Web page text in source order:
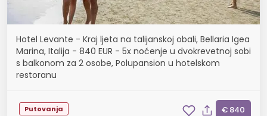
Hotel Levante - Kraj ljeta na talijanskoj obali, Bellaria Igea
Marina, Italija - 840 EUR - 5x noćenje u dvokrevetnoj sobi
s balkonom za 2 osobe, Polupansion u hotelskom
restoranu
Putovanja € 840